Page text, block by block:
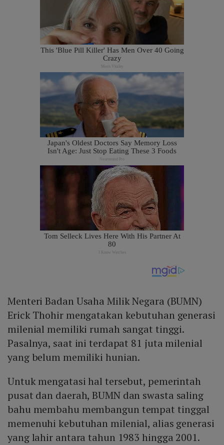
Menteri Badan Usaha Milik Negara (BUMN)
Erick Thohir mengatakan kebutuhan generasi
milenial memiliki rumah sangat tinggi.
Pasalnya, saat ini terdapat 81 juta milenial
yang belum memiliki hunian.
Untuk mengatasi hal tersebut, pemerintah
pusat dan daerah, BUMN dan swasta saling
bahu membahu membangun tempat tinggal
memenuhi kebutuhan milenial, alias generasi
yang lahir antara tahun 1983 hingga 2001.